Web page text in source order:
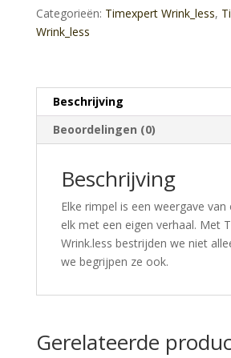
Soft
aantal
Categorieën: Timexpert Wrink_less,
Wrink_less
Beschrijving
Beoordelingen (0)
Beschrijving
Elke rimpel is een weergave van
elk met een eigen verhaal. Met
Wrink.less bestrijden we niet
we begrijpen ze ook.
Gerelateerde